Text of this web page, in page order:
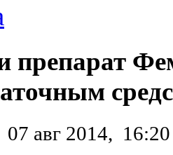
препарат
07 авг 2014, 16:20